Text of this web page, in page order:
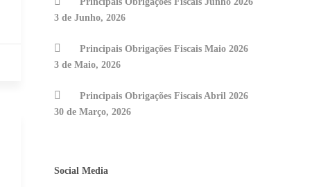
3 de Junho, 2026
Principais Obrigações Fiscais Maio 2026
3 de Maio, 2026
Principais Obrigações Fiscais Abril 2026
30 de Março, 2026
Social Media